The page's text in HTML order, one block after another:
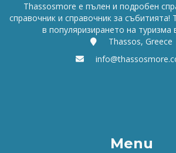
Thassosmore е пълен и подробен
справочник и справочник за
в популяризирането на туризма
Thassos, Greece
Menu